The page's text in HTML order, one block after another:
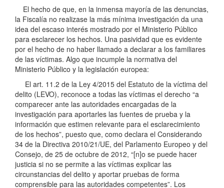
El hecho de que, en la inmensa mayoría de las denuncias,
la Fiscalía no realizase la más mínima investigación da una
idea del escaso interés mostrado por el Ministerio Público
para esclarecer los hechos. Una pasividad que es evidente
por el hecho de no haber llamado a declarar a los familiares
de las víctimas. Algo que incumple la normativa del
Ministerio Público y la legislación europea:
El art. 11.2 de la Ley 4/2015 del Estatuto de la víctima del
delito (LEVO), reconoce a todas las víctimas el derecho “a
comparecer ante las autoridades encargadas de la
investigación para aportarles las fuentes de prueba y la
información que estimen relevante para el esclarecimiento
de los hechos”, puesto que, como declara el Considerando
34 de la Directiva 2010/21/UE, del Parlamento Europeo y del
Consejo, de 25 de octubre de 2012, “[n]o se puede hacer
justicia si no se permite a las víctimas explicar las
circunstancias del delito y aportar pruebas de forma
comprensible para las autoridades competentes”. Los